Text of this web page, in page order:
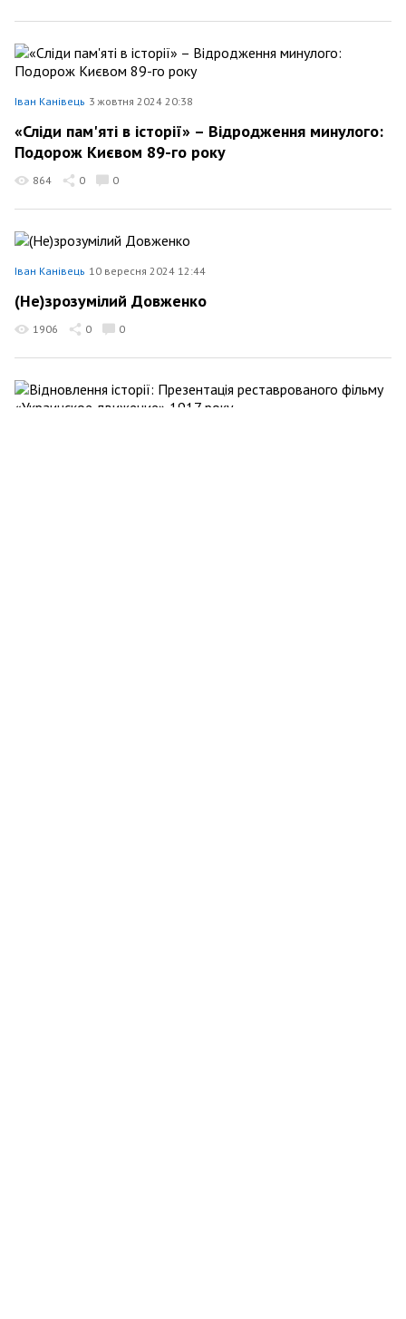
Іван Канівець 3 жовтня 2024 20:38
«Сліди пам'яті в історії» – Відродження минулого:
Подорож Києвом 89-го року
864 0 0
Іван Канівець 10 вересня 2024 12:44
(Не)зрозумілий Довженко
1906 0 0